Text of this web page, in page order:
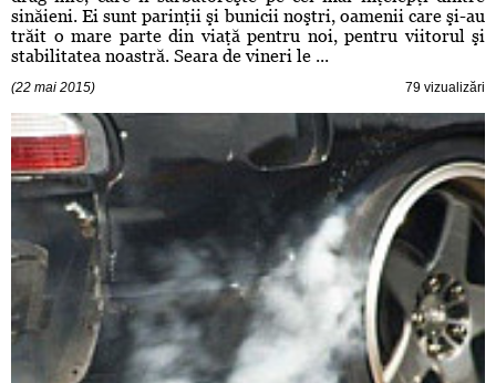
sinăieni. Ei sunt parinţii şi bunicii noştri, oamenii care şi-au
trăit o mare parte din viaţă pentru noi, pentru viitorul şi
stabilitatea noastră. Seara de vineri le ...
(22 mai 2015) 79 vizualizări